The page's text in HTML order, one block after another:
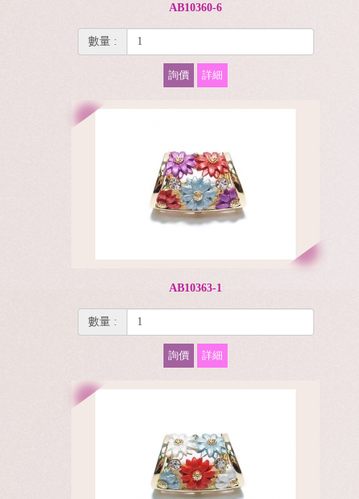
AB10360-6
數量 :
詢價 詳細
AB10363-1
數量 :
詢價 詳細